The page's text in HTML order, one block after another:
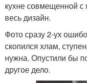
кухне совмещенной с
весь дизайн.
Фото сразу 2-ух
скопился хлам,
нужна. Опустили бы
другое дело.